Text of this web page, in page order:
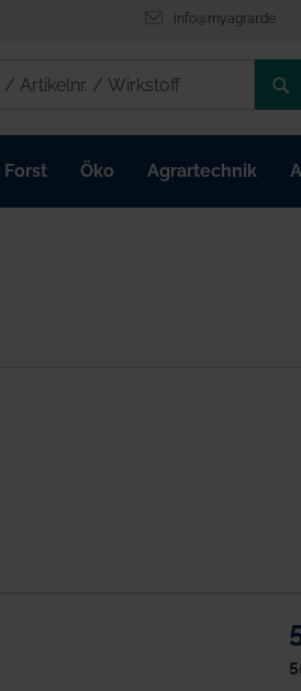
info@myagrar.de
/
/
Forst Öko Agrartechnik